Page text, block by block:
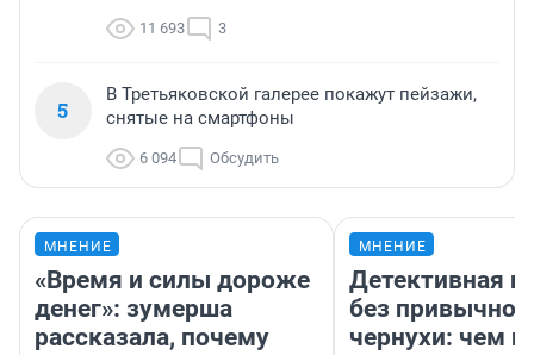
11 693 3
5
В Третьяковской галерее покажут пейзажи,
снятые на смартфоны
6 094 Обсудить
МНЕНИЕ
«Время и силы дороже
денег»: зумерша
рассказала, почему
МНЕНИЕ
Детективная
без привычной
чернухи: чем